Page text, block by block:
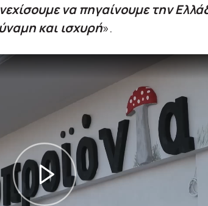
να πηγαίνουμε την
και ισχυρή».